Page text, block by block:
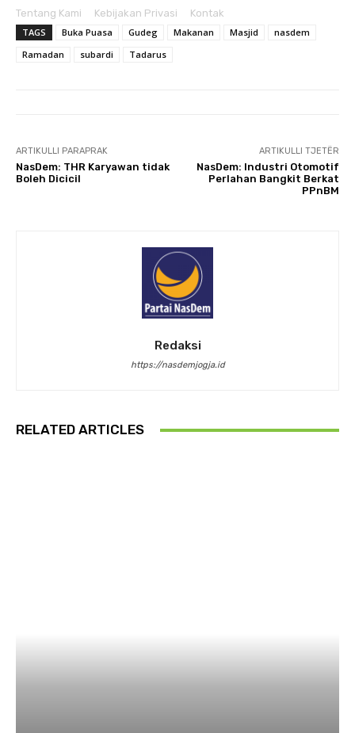
Tentang Kami Kebijakan Privasi
Kontak
TAGS
Buka Puasa Gudeg Makanan Masjid
nasdem
Ramadan
subardi Tadarus
ARTIKULLI PARAPRAK
NasDem: THR Karyawan tidak
Boleh Dicicil
ARTIKULLI TJETËR
NasDem: Industri Otomotif
Perlahan Bangkit Berkat
PPnBM
Redaksi
https://nasdemjogja.id
RELATED ARTICLES